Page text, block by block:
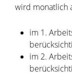
wird monatlich
im 1.
im 2.